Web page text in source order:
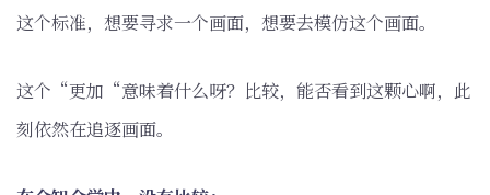
这个标准，想要寻求一个画面，想要去模仿这个画面。
这个“更加“意味着什么呀？比较，能否看到这颗心啊，此
刻依然在追逐画面。